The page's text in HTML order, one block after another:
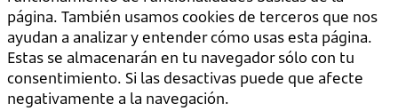
página. También usamos cookies de terceros que nos
ayudan a analizar y entender cómo usas esta página.
Estas se almacenarán en tu navegador sólo con tu
consentimiento. Si las desactivas puede que afecte
negativamente a la navegación.